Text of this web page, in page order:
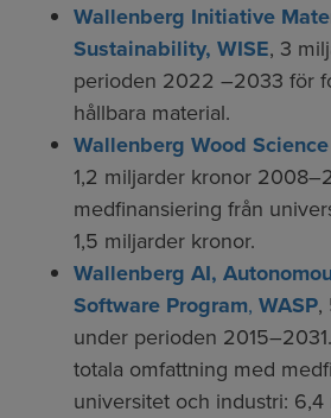
Wallenberg Initiative
Sustainability, WISE, 3
perioden 2022 –2033 för
hållbara material.
Wallenberg Wood
1,2 miljarder kronor
medfinansiering från
1,5 miljarder kronor.
Wallenberg AI,
Software Program, WASP,
under perioden
totala omfattning med
universitet och industri: